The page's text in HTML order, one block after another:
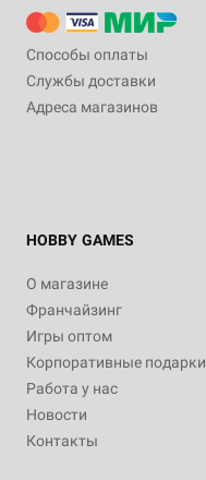
Способы оплаты
Службы доставки
Адреса магазинов
HOBBY GAMES
О магазине
Франчайзинг
Игры оптом
Корпоративные подарки
Работа у нас
Новости
Контакты